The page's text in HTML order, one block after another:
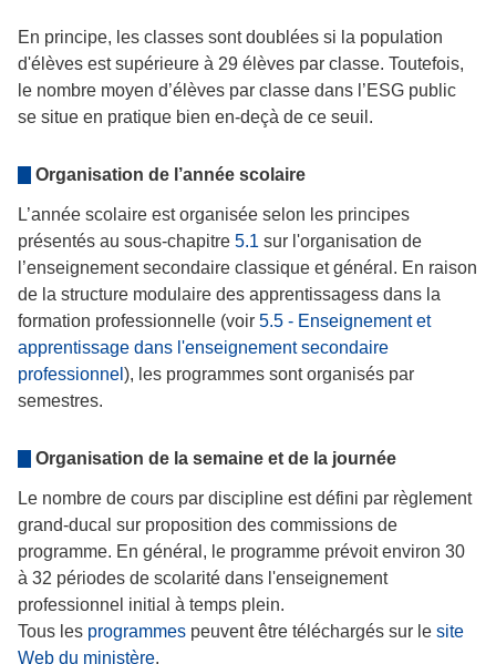
En principe, les classes sont doublées si la population
d'élèves est supérieure à 29 élèves par classe. Toutefois,
le nombre moyen d’élèves par classe dans l’ESG public
se situe en pratique bien en-deçà de ce seuil.
Organisation de l’année scolaire
L’année scolaire est organisée selon les principes
présentés au sous-chapitre 5.1 sur l'organisation de
l’enseignement secondaire classique et général. En raison
de la structure modulaire des apprentissagess dans la
formation professionnelle (voir 5.5 - Enseignement et
apprentissage dans l'enseignement secondaire
professionnel ), les programmes sont organisés par
semestres.
Organisation de la semaine et de la journée
Le nombre de cours par discipline est défini par règlement
grand-ducal sur proposition des commissions de
programme. En général, le programme prévoit environ 30
à 32 périodes de scolarité dans l'enseignement
professionnel initial à temps plein.
Tous les programmes peuvent être téléchargés sur le site
Web du ministère.